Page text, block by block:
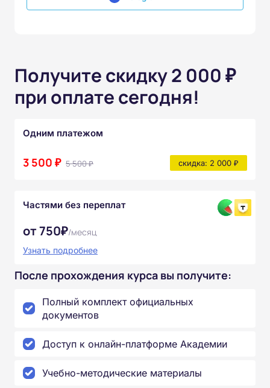
Получите скидку 2 000 ₽
при оплате сегодня!
Одним платежом
3 500 ₽ 5 500 ₽ скидка: 2 000 ₽
Частями без переплат
от 750₽/месяц
Узнать подробнее
После прохождения курса вы получите:
Полный комплект официальных
документов
Доступ к онлайн-платформе Академии
Учебно-методические материалы